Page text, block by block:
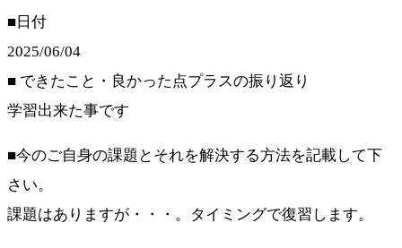
■日付
2025/06/04
■ できたこと・良かった点プラスの振り返り
学習出来た事です
■今のご自身の課題とそれを解決する方法を記載して下
さい。
課題はありますが・・・。タイミングで復習します。